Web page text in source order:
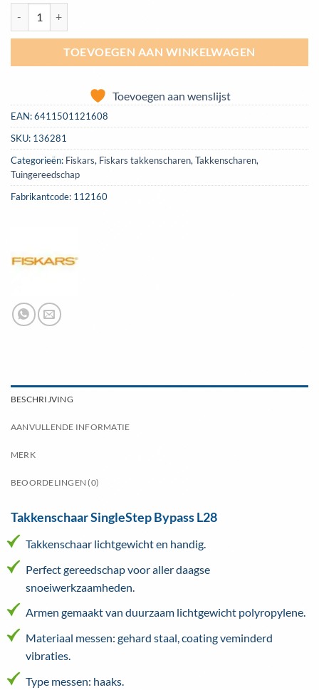
TOEVOEGEN AAN WINKELWAGEN
Toevoegen aan wenslijst
EAN:6411501121608
SKU: 136281
Categorieën: Fiskars, Fiskars takkenscharen, Takkenscharen,
Tuingereedschap
Fabrikantcode: 112160
BESCHRIJVING
AANVULLENDE INFORMATIE
MERK
BEOORDELINGEN (0)
Takkenschaar SingleStep Bypass L28
Takkenschaar lichtgewicht en handig.
Perfect gereedschap voor aller daagse
snoeiwerkzaamheden.
Armen gemaakt van duurzaam lichtgewicht polyropylene.
Materiaal messen: gehard staal, coating veminderd
vibraties.
Type messen: haaks.